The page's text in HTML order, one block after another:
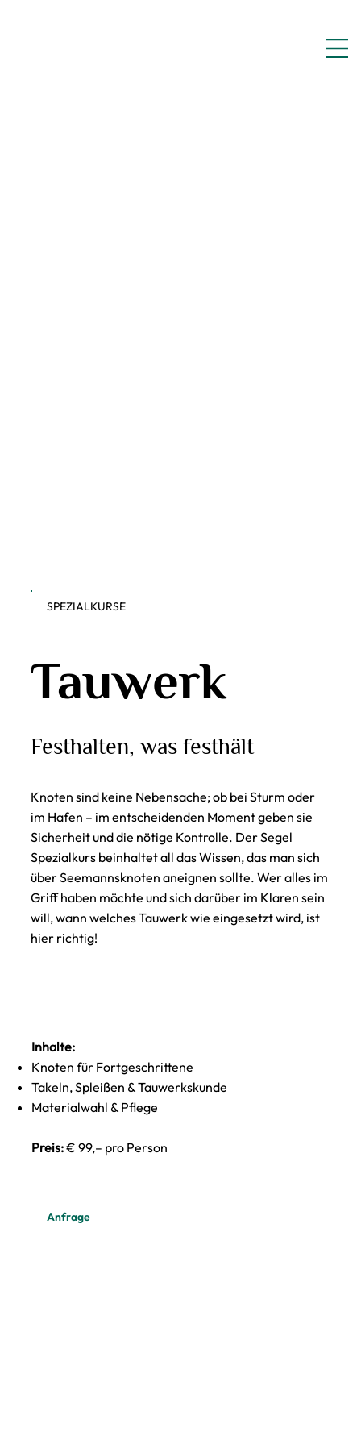
SPEZIALKURSE
Tauwerk
Festhalten, was festhält
Knoten sind keine Nebensache; ob bei Sturm oder
im Hafen – im entscheidenden Moment geben sie
Sicherheit und die nötige Kontrolle. Der Segel
Spezialkurs beinhaltet all das Wissen, das man sich
über Seemannsknoten aneignen sollte. Wer alles im
Griff haben möchte und sich darüber im Klaren sein
will, wann welches Tauwerk wie eingesetzt wird, ist
hier richtig!
Inhalte:
Knoten für Fortgeschrittene
Takeln, Spleißen & Tauwerkskunde
Materialwahl & Pflege
Preis:€ 99,– pro Person
Anfrage